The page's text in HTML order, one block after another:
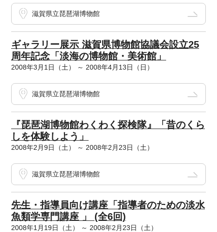
滋賀県立琵琶湖博物館
ギャラリー展示 滋賀県博物館協議会設立25
周年記念「淡海の博物館・美術館」
2008年3月1日（土） ～ 2008年4月13日（日）
滋賀県立琵琶湖博物館
『琵琶湖博物館わくわく探検隊』「昔のくら
しを体験しよう」
2008年2月9日（土） ～ 2008年2月23日（土）
滋賀県立琵琶湖博物館
先生・指導員向け講座「指導者のための淡水
魚類学専門講座 」 (全6回)
2008年1月19日（土） ～ 2008年2月23日（土）